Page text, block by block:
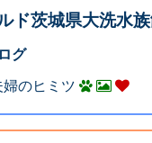
ド茨城県大洗水
グ
のヒミツ